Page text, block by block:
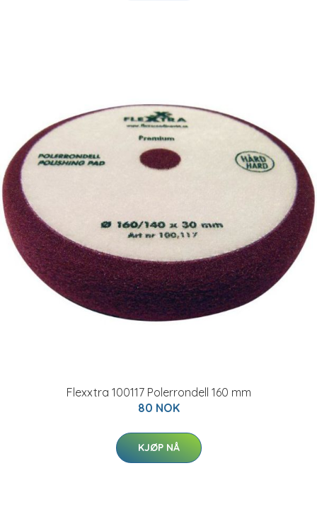
Flexxtra 100117 Polerrondell 160 mm
80 NOK
KJØP NÅ